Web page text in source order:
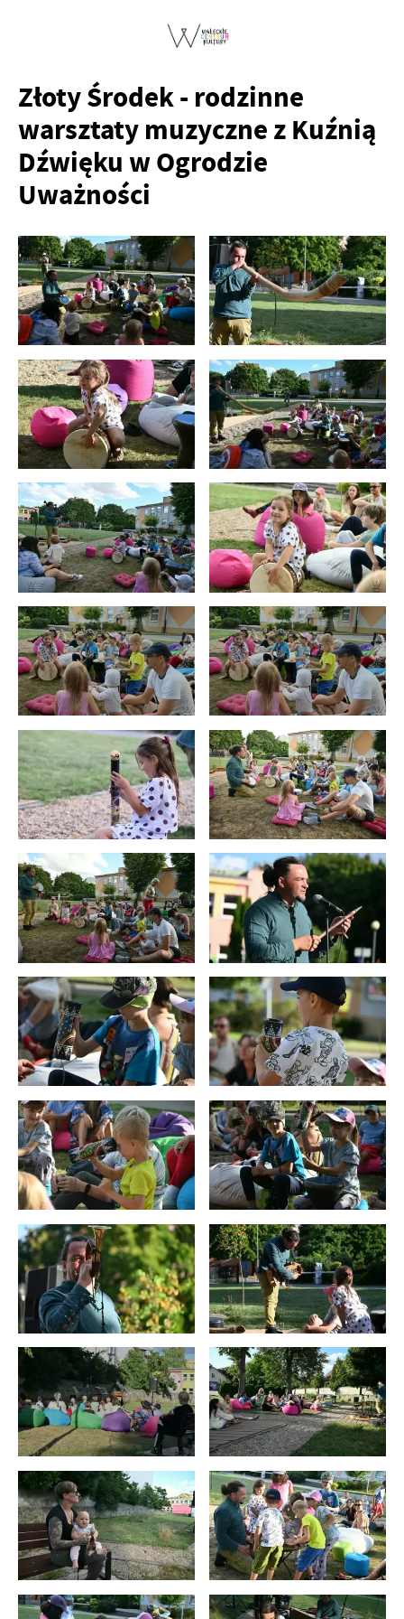
Złoty Środek - rodzinne
warsztaty muzyczne z Kuźnią
Dźwięku w Ogrodzie
Uważności